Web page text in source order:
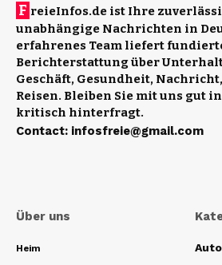
F reieInfos.de ist Ihre
unabhängige Nachrichten in
erfahrenes Team liefert
Berichterstattung über
Geschäft, Gesundheit,
Reisen. Bleiben Sie mit uns gut
kritisch hinterfragt.
Contact: infosfreie@gmail.com
Über uns
Heim Auto